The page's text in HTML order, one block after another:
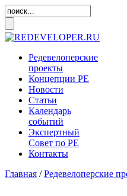
Редевелоперские
проекты
Концепции РЕ
Новости
Статьи
Календарь
событий
Экспертный
Совет по РЕ
Контакты
Главная /Редевелоперские